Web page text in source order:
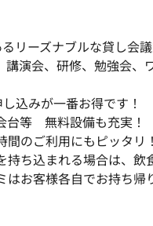
リーズナブルな貸し会議
演会、研修、勉強会
込みが一番お得です！
台等　無料設備も充実！
のご利用にもピッタリ！
ち込まれる場合は、飲
お客様各自でお持ち帰